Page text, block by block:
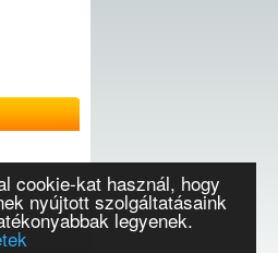
cookie-kat használ, hogy
nyújtott szolgáltatásaink
legyenek.